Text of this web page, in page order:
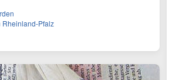
Rheinland-Pfalz